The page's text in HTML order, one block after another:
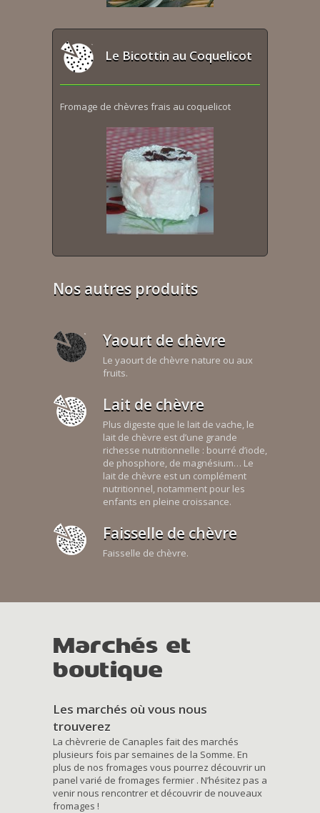
Le Bicottin au Coquelicot
Fromage de chèvres frais au coquelicot
Nos autres produits
Yaourt de chèvre
Le yaourt de chèvre nature ou aux
fruits.
Lait de chèvre
Plus digeste que le lait de vache, le
lait de chèvre est d’une grande
richesse nutritionnelle : bourré d’iode,
de phosphore, de magnésium… Le
lait de chèvre est un complément
nutritionnel, notamment pour les
enfants en pleine croissance.
Faisselle de chèvre
Faisselle de chèvre.
Marchés et
boutique
Les marchés où vous nous
trouverez
La chèvrerie de Canaples fait des marchés
plusieurs fois par semaines de la Somme. En
plus de nos fromages vous pourrez découvrir un
panel varié de fromages fermier . N’hésitez pas a
venir nous rencontrer et découvrir de nouveaux
fromages !